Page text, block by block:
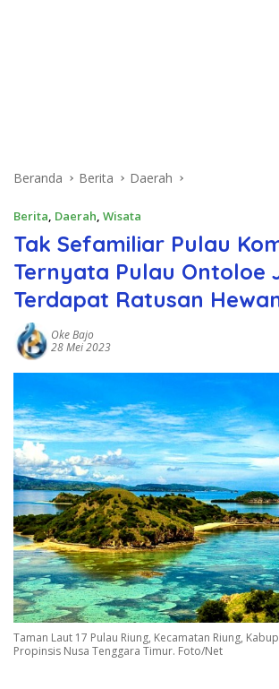
Beranda Berita Daerah
Berita, Daerah, Wisata
Tak Sefamiliar Pulau
Ternyata Pulau Ontoloe
Terdapat Ratusan
Oke Bajo
28 Mei 2023
Taman Laut 17 Pulau Riung, Kecamatan Riung,
Propinsis Nusa Tenggara Timur. Foto/Net